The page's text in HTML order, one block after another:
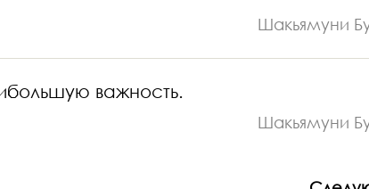
Шакьямуни
важность.
Шакьямуни